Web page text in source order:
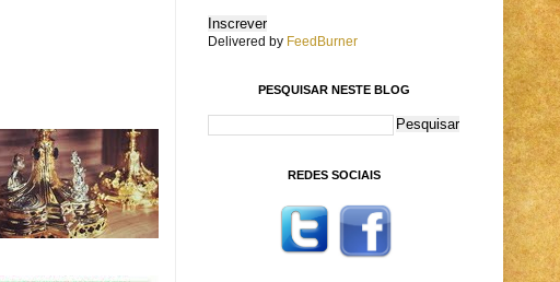
Delivered by FeedBurner
PESQUISAR NESTE BLOG
REDES SOCIAIS